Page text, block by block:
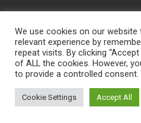
Sitemap Como acceder
2017 MaderaCAT | design www.volis.cz
We use cookies on our
relevant experience by
repeat visits. By clicking
of ALL the cookies. However,
to provide a controlled consent.
Cookie Settings Accept All